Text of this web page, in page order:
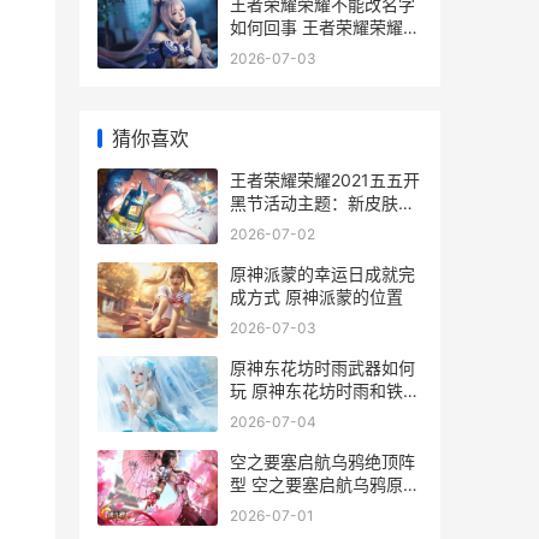
王者荣耀荣耀不能改名字
如何回事 王者荣耀荣耀不
死凤凰称号获得条件
2026-07-03
猜你喜欢
王者荣耀荣耀2021五五开
黑节活动主题：新皮肤
+神奇商店+珍宝阁+返场
2026-07-02
原神派蒙的幸运日成就完
成方式 原神派蒙的位置
2026-07-03
原神东花坊时雨武器如何
玩 原神东花坊时雨和铁蜂
刺哪个更适合久岐忍
2026-07-04
空之要塞启航乌鸦绝顶阵
型 空之要塞启航乌鸦原型
机
2026-07-01